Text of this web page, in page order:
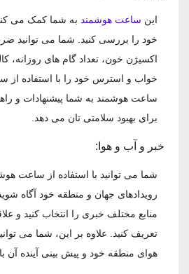
ساعت هوشمندبه شما کمک می ‌کند که
خود را بررسی کنید. شما می‌ توانید ضربان
اکسیژن خون، تعداد گام‌ های روزانه،
خواب و استرس خود را با استفاده از ساعت
ساعت هوشمند به شما پیشنهادات و
برای بهبود سلامتی تان می‌ دهد.
خبر و آب و هوا:
شما می ‌توانید با استفاده از ساعت هوشمند
رویدادهای جهان و منطقه خود آگاه شوید.
منابع مختلف خبری را انتخاب کنید و علاقه
تعریف کنید. علاوه بر این، شما می ‌توانید
هوای منطقه خود و پیش‌ بینی آینده آن باخبر